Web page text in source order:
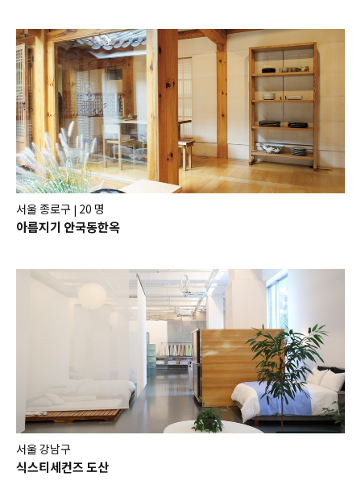
서울 종로구 | 20 명
아름지기 안국동한옥
서울 강남구
식스티세컨즈 도산